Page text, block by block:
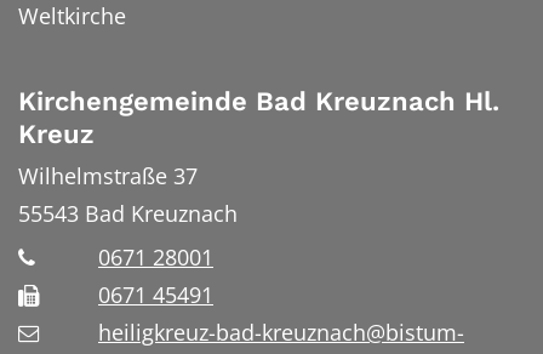
Weltkirche
Kirchengemeinde Bad Kreuznach Hl.
Kreuz
Wilhelmstraße 37
55543 Bad Kreuznach
0671 28001
0671 45491
heiligkreuz-bad-kreuznach@bistum-